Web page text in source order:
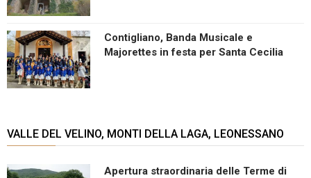
Contigliano, Banda Musicale e
Majorettes in festa per Santa Cecilia
VALLE DEL VELINO, MONTI DELLA LAGA, LEONESSANO
Apertura straordinaria delle Terme di